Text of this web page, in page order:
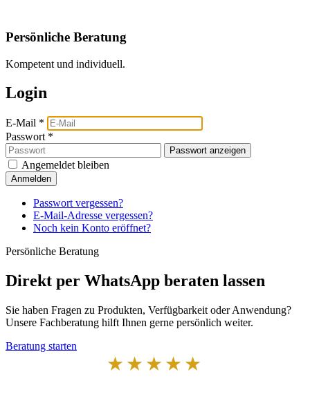
Persönliche Beratung
Kompetent und individuell.
Login
E-Mail *
Passwort *
Passwort anzeigen
Angemeldet bleiben
Anmelden
Passwort vergessen?
E-Mail-Adresse vergessen?
Noch kein Konto eröffnet?
Persönliche Beratung
Direkt per WhatsApp beraten lassen
Sie haben Fragen zu Produkten, Verfügbarkeit oder Anwendung?
Unsere Fachberatung hilft Ihnen gerne persönlich weiter.
Beratung starten
★★★★★